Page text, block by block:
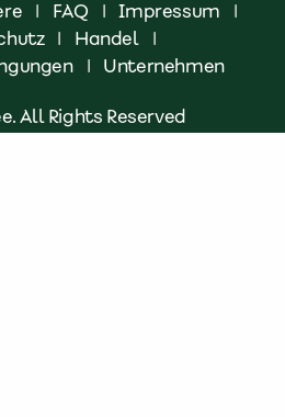
| FAQ | Impressum
|
| Handel
|
| Unternehmen
All Rights Reserved